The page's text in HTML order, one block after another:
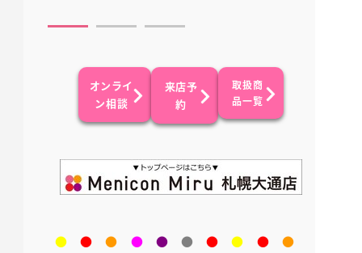
オンライ
ン相談
来店予
約
取扱商
品一覧
● ● ● ● ● ● ●● ●
●